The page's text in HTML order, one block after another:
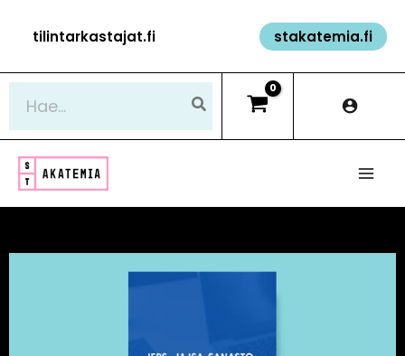
sisältöön
tilintarkastajat.fi stakatemia.fi